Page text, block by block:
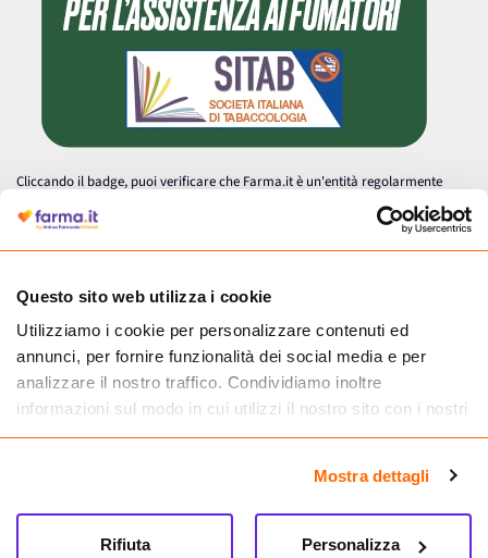
Questo sito web utilizza i cookie
Utilizziamo i cookie per personalizzare contenuti ed
annunci, per fornire funzionalità dei social media e per
analizzare il nostro traffico. Condividiamo inoltre
informazioni sul modo in cui utilizzi il nostro sito con i nostri
partner che si occupano di analisi dei dati web, pubblicità e
informazioni che hai fornito loro o che hanno raccolto dal
tuo utilizzo dei loro servizi.
Mostra dettagli
Personalizza
Rifiuta
Cliccando il badge, puoi verificare che Farma.it è un'entità regolarmente
autorizzata dal Ministero della Salute a effettuare la vendita online di
medicinali.